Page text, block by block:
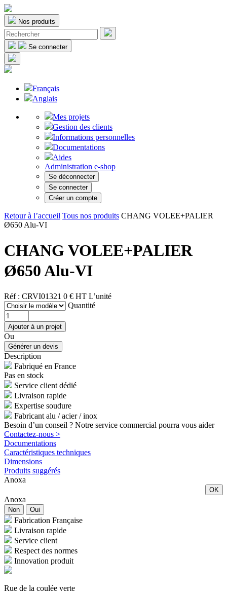
Nos produits
Se connecter
Français
Anglais
Mes projets
Gestion des clients
Informations personnelles
Documentations
Aides
Administration e-shop
Se déconnecter
Se connecter
Créer un compte
Retour à l’accueil Tous nos produits CHANG VOLEE+PALIER
Ø650 Alu-VI
CHANG VOLEE+PALIER
Ø650 Alu-VI
Réf : CRVI01321 0 € HT L’unité
Quantité
Ou
Description
Fabriqué en France
Pas en stock
Service client dédié
Livraison rapide
Expertise soudure
Fabricant alu / acier / inox
Besoin d’un conseil ? Notre service commercial pourra vous aider
Contactez-nous >
Documentations
Caractéristiques techniques
Dimensions
Produits suggérés
Anoxa
OK
Anoxa
Non Oui
Fabrication Française
Livraison rapide
Service client
Respect des normes
Innovation produit
Rue de la coulée verte